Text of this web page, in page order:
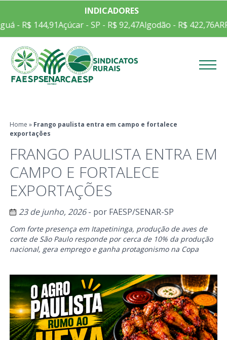
INDICADORES
- R$ 144,91Açúcar - SP - R$ 92,47Algodão - R$ 422,76
Home » Frango paulista entra em campo e fortalece
exportações
FRANGO PAULISTA ENTRA EM
CAMPO E FORTALECE
EXPORTAÇÕES
23 de junho, 2026- por FAESP/SENAR-SP
Com forte presença em Itapetininga, produção de aves de
corte de São Paulo responde por cerca de 10% da produção
nacional, gera emprego e ganha protagonismo na Copa